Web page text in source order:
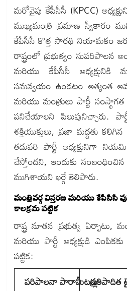
మరోవైపు కేపీసీసీ (KPCC)
ముఖ్యమంత్రి ప్రమాణ స్వీకారం
కేపీసీసీ కొత్త సారథి నియామకం
రాష్ట్రంలో ప్రభుత్వం సుపరిపాలన
మరియు కేపీసీసీ
సమన్వయం ఉండటం అత్యంత
మరియు మంత్రులు పార్టీ
పనిచేయాలని పిలుపునిచ్చారు.
శక్తియుక్తులు, ప్రజా మద్దతు
తదుపరి పార్టీ అధ్యక్షునిగా
చేస్తోందని, ఇందుకు
ముగిశాయని ఖర్గే తెలిపారు.
మంత్రివర్గ విస్తరణ మరియు కేపీసీసీ
కాలక్రమ పట్టిక
రాష్ట్ర నూతన ప్రభుత్వ ఏర్పాటు,
మరియు పార్టీ అధ్యక్షుడి
పట్టిక:
పరిపాలనా పారామీటర్లుప్రతిపాదిత